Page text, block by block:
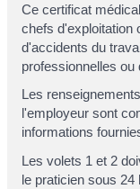
Ce certificat
chefs d'exploitation
d'accidents du
professionnelles ou
Les
l'employeur sont
informations
Les volets 1 et 2
le praticien sous 24